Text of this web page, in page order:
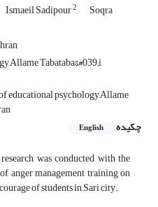
Ismaeil Sadipour2 Soqra
Tabataba&#039;i
educational psychology,Allame
چکیده
English
was conducted with the
anger management training on
of students in Sari city.